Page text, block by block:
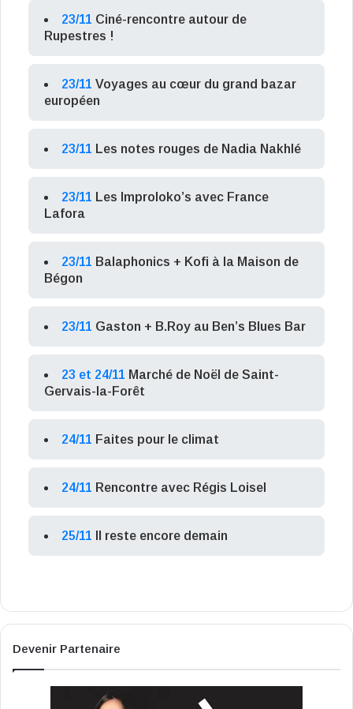
23/11 Ciné-rencontre autour de
Rupestres !
23/11 Voyages au cœur du grand bazar
européen
23/11 Les notes rouges de Nadia Nakhlé
23/11 Les Improloko’s avec France
Lafora
23/11 Balaphonics + Kofi à la Maison de
Bégon
23/11 Gaston + B.Roy au Ben’s Blues Bar
23 et 24/11 Marché de Noël de Saint-
Gervais-la-Forêt
24/11 Faites pour le climat
24/11 Rencontre avec Régis Loisel
25/11 Il reste encore demain
Devenir Partenaire